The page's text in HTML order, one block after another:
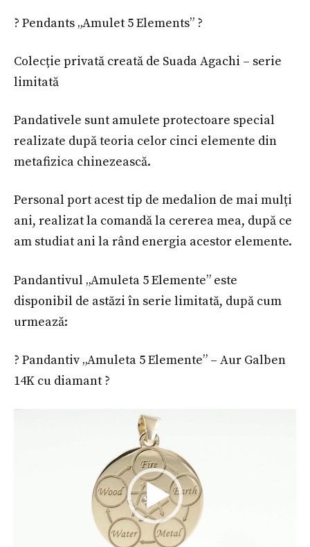
? Pendants „Amulet 5 Elements” ?
Colecție privată creată de Suada Agachi – serie
limitată
Pandativele sunt amulete protectoare special
realizate după teoria celor cinci elemente din
metafizica chinezească.
Personal port acest tip de medalion de mai mulți
ani, realizat la comandă la cererea mea, după ce
am studiat ani la rând energia acestor elemente.
Pandantivul „Amuleta 5 Elemente” este
disponibil de astăzi în serie limitată, după cum
urmează:
? Pandantiv „Amuleta 5 Elemente” – Aur Galben
14K cu diamant ?